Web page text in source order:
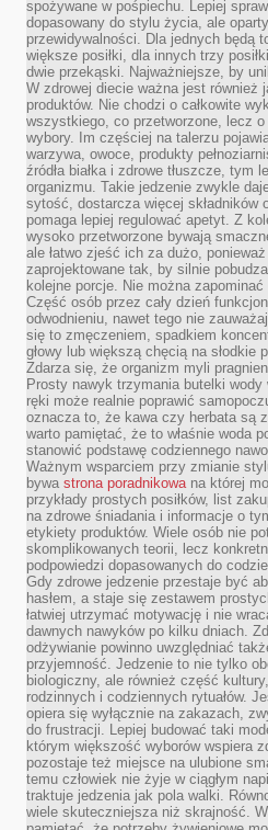
spożywane w pośpiechu. Lepiej
dopasowany do stylu życia, ale
przewidywalności. Dla jednych będą
większe posiłki, dla innych trzy
dwie przekąski. Najważniejsze, by
W zdrowej diecie ważna jest również
produktów. Nie chodzi o całkowite
wszystkiego, co przetworzone, lecz o
wybory. Im częściej na talerzu
warzywa, owoce, produkty
źródła białka i zdrowe tłuszcze, tym
organizmu. Takie jedzenie zwykle
sytość, dostarcza więcej składników
pomaga lepiej regulować apetyt. Z
wysoko przetworzone bywają
ale łatwo zjeść ich za dużo,
zaprojektowane tak, by silnie
kolejne porcje. Nie można zapominać
Część osób przez cały dzień
odwodnieniu, nawet tego nie
się to zmęczeniem, spadkiem
głowy lub większą chęcią na słodkie
Zdarza się, że organizm myli
Prosty nawyk trzymania butelki wody
ręki może realnie poprawić
oznacza to, że kawa czy herbata są
warto pamiętać, że to właśnie woda
stanowić podstawę codziennego
Ważnym wsparciem przy zmianie
bywa strona poradnikowana której
przykłady prostych posiłków, list
na zdrowe śniadania i informacje o
etykiety produktów. Wiele osób nie
skomplikowanych teorii, lecz
podpowiedzi dopasowanych do
Gdy zdrowe jedzenie przestaje być
hasłem, a staje się zestawem
łatwiej utrzymać motywację i nie
dawnych nawyków po kilku dniach.
odżywianie powinno uwzględniać
przyjemność. Jedzenie to nie tylko
biologiczny, ale również część
rodzinnych i codziennych rytuałów.
opiera się wyłącznie na zakazach,
do frustracji. Lepiej budować taki
którym większość wyborów wspiera
pozostaje też miejsce na ulubione
temu człowiek nie żyje w ciągłym
traktuje jedzenia jak pola walki.
wiele skuteczniejsza niż skrajność.